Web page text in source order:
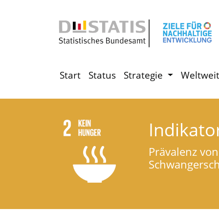
Start Status Strategie Weltweit
Prävalenz